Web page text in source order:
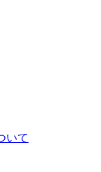
いて